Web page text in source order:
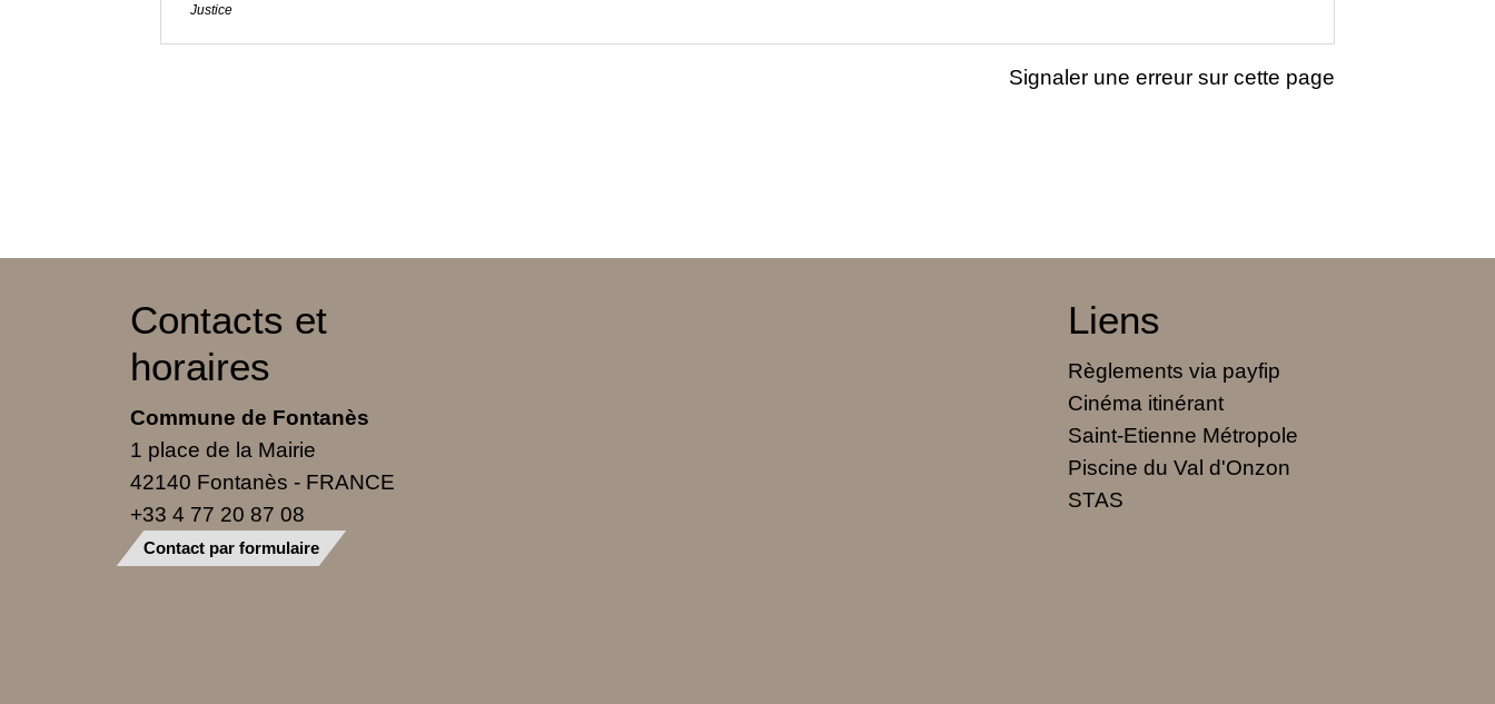
Justice
Signaler une erreur sur cette page
Contacts et
horaires
Commune de Fontanès
1 place de la Mairie
42140 Fontanès - FRANCE
+33 4 77 20 87 08
Contact par formulaire
Liens
Règlements via payfip
Cinéma itinérant
Saint-Etienne Métropole
Piscine du Val d'Onzon
STAS